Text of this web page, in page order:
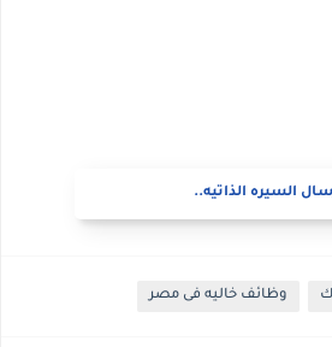
السيره الذاتيه..
وظائف خاليه فى مصر